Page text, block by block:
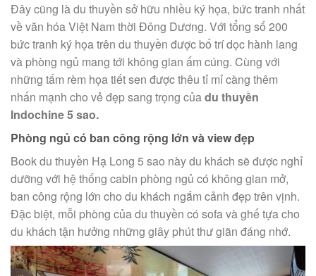
Đây cũng là du thuyền sở hữu nhiều ký họa, bức tranh nhất
về văn hóa Việt Nam thời Đông Dương. Với tổng số 200
bức tranh ký họa trên du thuyền được bố trí dọc hành lang
và phòng ngủ mang tới không gian ấm cúng. Cùng với
những tấm rèm họa tiết sen được thêu tỉ mỉ càng thêm
nhấn mạnh cho vẻ đẹp sang trọng củadu thuyền
Indochine 5 sao.
Phòng ngủ có ban công rộng lớn và view đẹp
Book du thuyền Hạ Long 5 sao này du khách sẽ được nghỉ
dưỡng với hệ thống cabin phòng ngủ có không gian mở,
ban công rộng lớn cho du khách ngắm cảnh đẹp trên vịnh.
Đặc biệt, mỗi phòng của du thuyền có sofa và ghế tựa cho
du khách tận hưởng những giây phút thư giãn đáng nhớ.